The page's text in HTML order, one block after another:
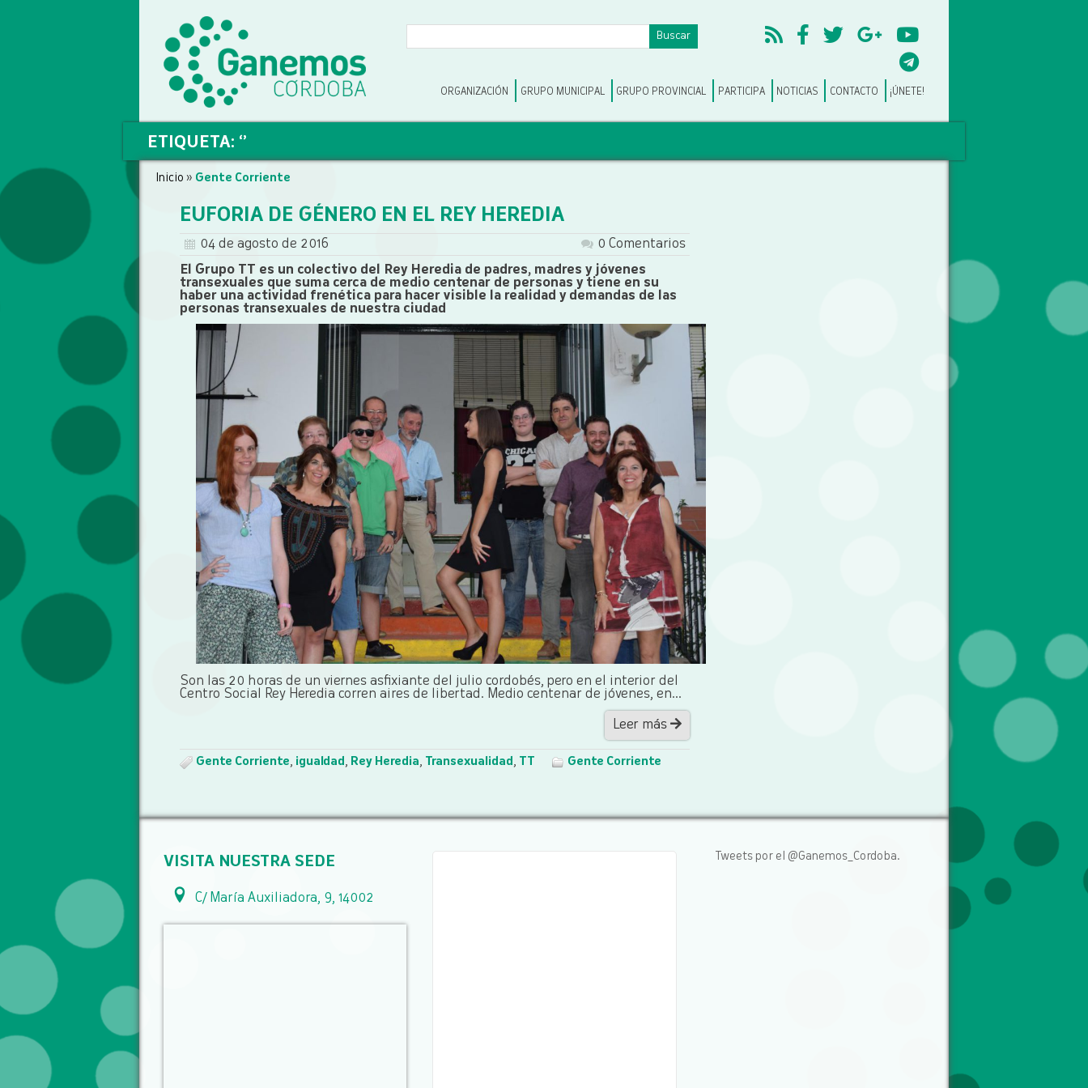
ORGANIZACIÓN GRUPO MUNICIPAL GRUPO PROVINCIAL PARTICIPA NOTICIAS CONTACTO ¡ÚNETE!
ETIQUETA: ‘’
Inicio » Gente Corriente
EUFORIA DE GÉNERO EN EL REY HEREDIA
04 de agosto de 2016
0 Comentarios
El Grupo TT es un colectivo del Rey Heredia de padres, madres y jóvenes
transexuales que suma cerca de medio centenar de personas y tiene en su
haber una actividad frenética para hacer visible la realidad y demandas de las
personas transexuales de nuestra ciudad
Son las 20 horas de un viernes asfixiante del julio cordobés, pero en el interior del
Centro Social Rey Heredia corren aires de libertad. Medio centenar de jóvenes, en...
Leer más
Gente Corriente, igualdad , Rey Heredia, Transexualidad , TT Gente Corriente
VISITA NUESTRA SEDE
C/ María Auxiliadora, 9, 14002
Tweets por el @Ganemos_Cordoba.